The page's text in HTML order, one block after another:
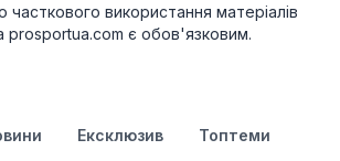
часткового використання матеріалів
prosportua.com є обов'язковим.
Ексклюзив Топтеми